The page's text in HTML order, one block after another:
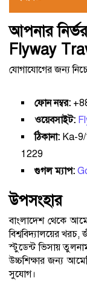
আপনার
Flyway
যোগাযোগের জন্য
ফোন নম্বর:
ওয়েবসাইট:
ঠিকানা: Ka-
1229
গুগল ম্যাপ:
উপসংহার
বাংলাদেশ থেকে
বিশ্ববিদ্যালয়ের
স্টুডেন্ট ভিসায়
উচ্চশিক্ষার জন্য
সুযোগ।